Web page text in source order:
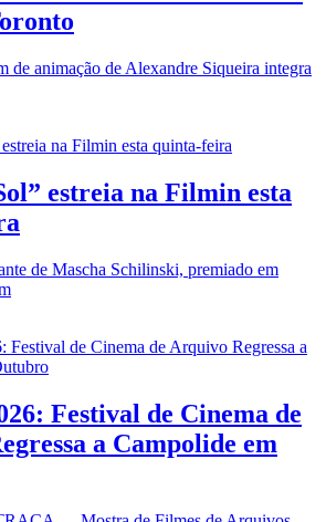
de animação de Alexandre Siqueira integra
estreia na Filmin esta
de Mascha Schilinski, premiado em
Festival de Cinema de
a Campolide em